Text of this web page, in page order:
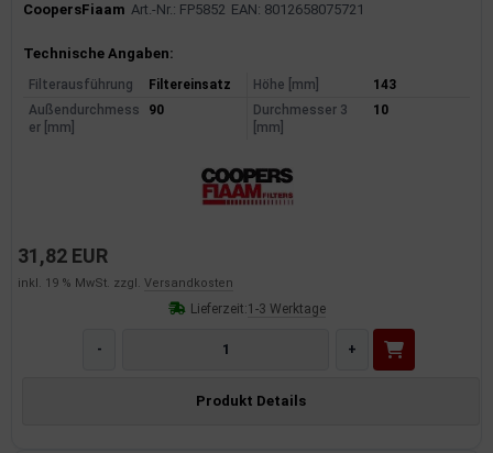
CoopersFiaam Art.-Nr.: FP5852 EAN: 8012658075721
Produktinformationen
Technische Angaben:
Filterausführung Filtereinsatz Höhe [mm]
143
Außendurchmess
er [mm]
90
Durchmesser 3
[mm]
10
31,82 EUR
inkl. 19 % MwSt. zzgl. Versandkosten
Lieferzeit:1-3 Werktage
- +
Produkt Details